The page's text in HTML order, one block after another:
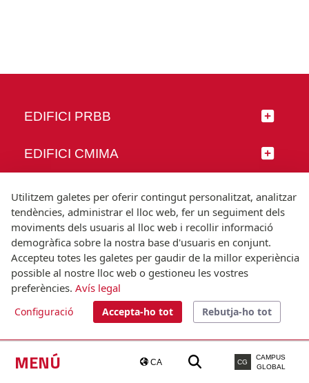
MENÚ CA CG
CAMPUS
GLOBAL
EDIFICI PRBB
EDIFICI CMIMA
SEGUEIX-NOS
© Universitat Pompeu Fabra
Barcelona
T.(+34) 93 542 20 00
Utilitzem galetes per oferir contingut personalitzat, analitzar
tendències, administrar el lloc web, fer un seguiment dels
moviments dels usuaris al lloc web i recollir informació
demogràfica sobre la nostra base d'usuaris en conjunt.
Accepteu totes les galetes per gaudir de la millor experiència
possible al nostre lloc web o gestioneu les vostres
preferències. Avís legal
Configuració Accepta-ho tot Rebutja-ho tot